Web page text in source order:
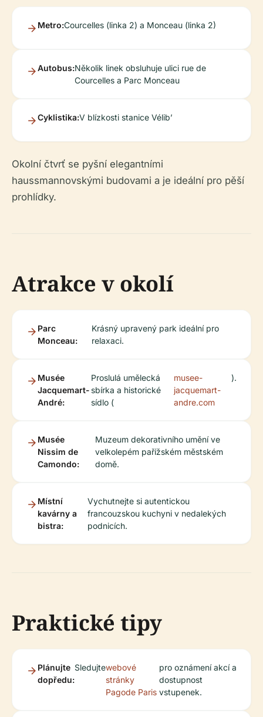
Metro:Courcelles (linka 2) a Monceau (linka 2)
Autobus:Několik linek obsluhuje ulici rue de
Courcelles a Parc Monceau
Cyklistika:V blízkosti stanice Vélib’
Okolní čtvrť se pyšní elegantními
haussmannovskými budovami a je ideální pro pěší
prohlídky.
Atrakce v okolí
Parc
Monceau:
Krásný upravený park ideální pro
relaxaci.
Musée
Jacquemart-
André:
Proslulá umělecká
sbírka a historické
sídlo (
musee-
jacquemart-
andre.com
).
Musée
Nissim de
Camondo:
Muzeum dekorativního umění ve
velkolepém pařížském městském
domě.
Místní
kavárny a
bistra:
Vychutnejte si autentickou
francouzskou kuchyni v nedalekých
podnicích.
Praktické tipy
Plánujte
dopředu:
Sledujtewebové
stránky
Pagode Paris
pro oznámení akcí a
dostupnost
vstupenek.